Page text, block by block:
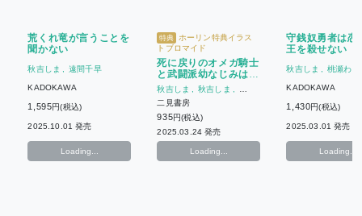
荒くれ竜が言うことを
聞かない
秋吉しま 遠間千早
KADOKAWA
1,595円(税込)
2025.10.01 発売
Loading...
特典 ホーリン特典イラス
トブロマイド
死に戻りのオメガ騎士
と武闘派幼なじみはく
だらない運命を蹴散ら
したい
秋吉しま
秋吉しま
幸崎ぱれす
二見書房
935円(税込)
2025.03.24 発売
Loading...
守銭奴勇者は恋
王を殺せない
秋吉しま 桃瀬わさ
KADOKAWA
1,430円(税込)
2025.03.01 発売
Loading...